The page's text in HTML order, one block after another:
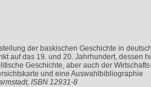
der baskischen Geschichte in
auf das 19. und 20. Jahrhundert,
Geschichte, aber auch der
und eine Auswahlbibliographie
ISBN 12931-8